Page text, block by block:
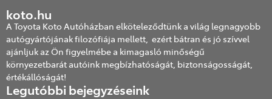
koto.hu
A Toyota Koto Autóházban elköteleződtünk a világ legnagyobb
autógyártójának filozófiája mellett, ezért bátran és jó szívvel
ajánljuk az Ön figyelmébe a kimagasló minőségű
környezetbarát autóink megbízhatóságát, biztonságosságát,
értékállóságát!
Legutóbbi bejegyzéseink